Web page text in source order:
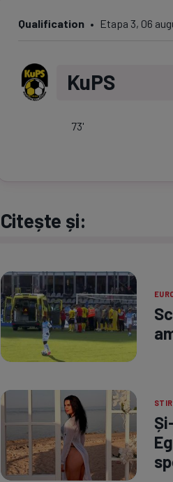
Qualification Etapa 3, 06
73'
KuPS
Citește și: